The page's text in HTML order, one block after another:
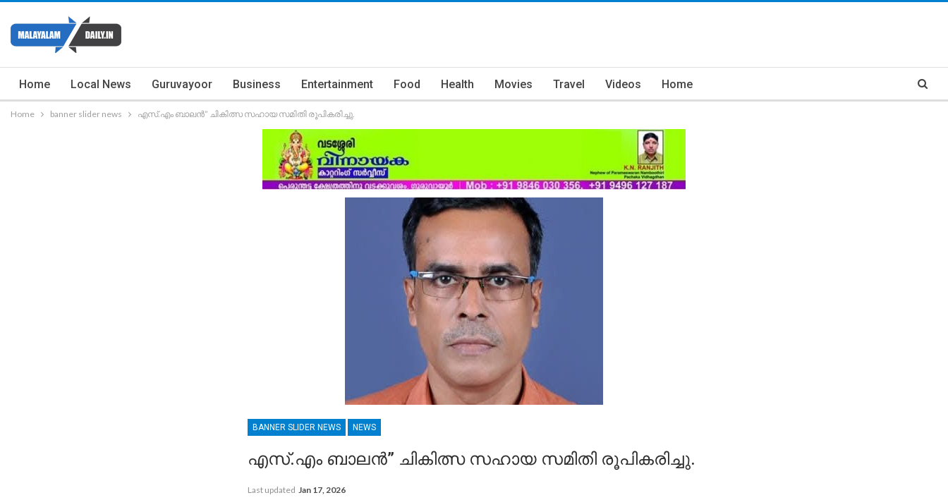
Home Local News Guruvayoor Business Entertainment Food Health Movies Travel Videos Home
Home banner slider news എസ്.എം ബാലൻ” ചികിത്സ സഹായ സമിതി രൂപികരിച്ചു.
BANNER SLIDER NEWS NEWS
എസ്.എം ബാലൻ” ചികിത്സ സഹായ സമിതി രൂപികരിച്ചു.
Last updated Jan 17, 2026